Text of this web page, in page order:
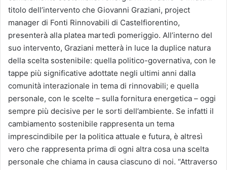
titolo dell’intervento che Giovanni Graziani, project
manager di Fonti Rinnovabili di Castelfiorentino,
presenterà alla platea martedì pomeriggio. All’interno del
suo intervento, Graziani metterà in luce la duplice natura
della scelta sostenibile: quella politico-governativa, con le
tappe più significative adottate negli ultimi anni dalla
comunità interazionale in tema di rinnovabili; e quella
personale, con le scelte – sulla fornitura energetica – oggi
sempre più decisive per le sorti dell’ambiente. Se infatti il
cambiamento sostenibile rappresenta un tema
imprescindibile per la politica attuale e futura, è altresì
vero che rappresenta prima di ogni altra cosa una scelta
personale che chiama in causa ciascuno di noi. “Attraverso